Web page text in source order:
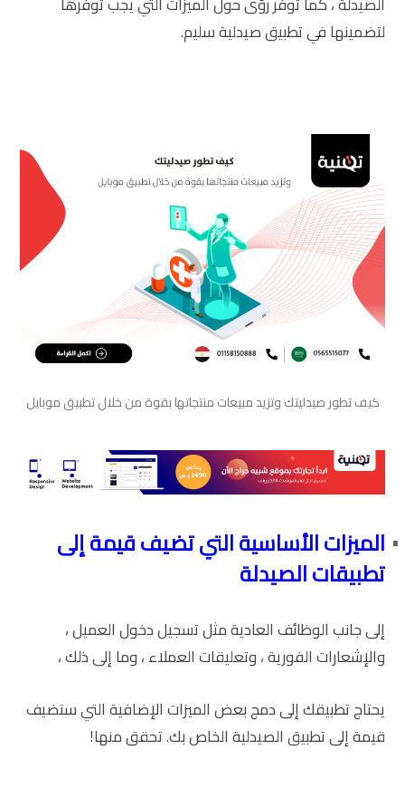
لتضمينها في تطبيق صيدلية سليم.
كيف تطور صيدليتك وتزيد مبيعات منتجاتها بقوة من خلال تطبيق موبايل
الميزات الأساسية التي تضيف قيمة إلى
تطبيقات الصيدلة
إلى جانب الوظائف العادية مثل تسجيل دخول العميل ،
والإشعارات الفورية ، وتعليقات العملاء ، وما إلى ذلك ،
يحتاج تطبيقك إلى دمج بعض الميزات الإضافية التي ستضيف
قيمة إلى تطبيق الصيدلية الخاص بك. تحقق منها!